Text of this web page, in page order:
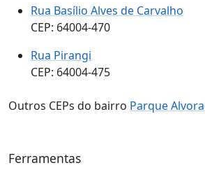
Rua Basílio Alves de Carvalho
CEP: 64004-470
Rua Pirangi
CEP: 64004-475
Outros CEPs do bairro Parque
Ferramentas